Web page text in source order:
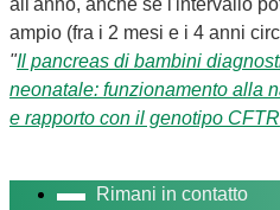
ampio (fra i 2 mesi e i 4 anni
"Il pancreas di bambini
neonatale: funzionamento alla
e rapporto con il genotipo CFTR
Rimani in contatto